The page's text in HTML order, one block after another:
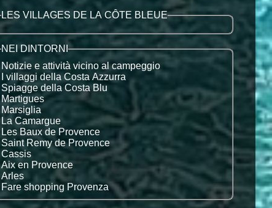
LES VILLAGES DE LA CÔTE BLEUE
NEI DINTORNI
Notizie e attività vicino al campeggio
I villaggi della Costa Azzurra
Spiagge della Costa Blu
Martigues
Marsiglia
La Camargue
Les Baux de Provence
Saint Remy de Provence
Cassis
Aix en Provence
Arles
Fare shopping Provenza